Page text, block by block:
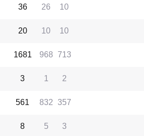
10
26
36
10
10
20
713
968
1681
2
1
3
357
832
561
3
5
8